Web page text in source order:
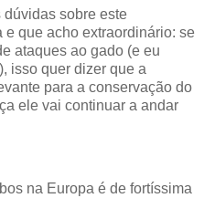
dúvidas sobre este
que acho extraordinário: se
ataques ao gado (e eu
isso quer dizer que a
para a conservação do
ele vai continuar a andar
na Europa é de fortíssima